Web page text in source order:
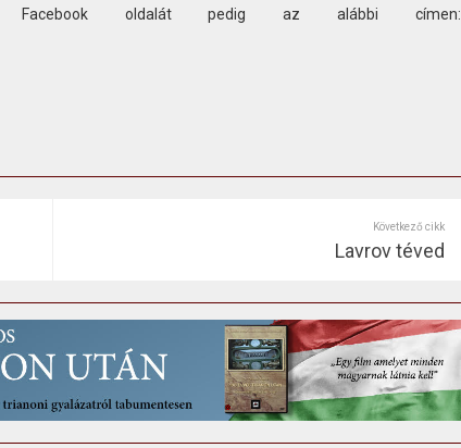
oldalát pedig az alábbi címen:
Következő cikk
Lavrov téved